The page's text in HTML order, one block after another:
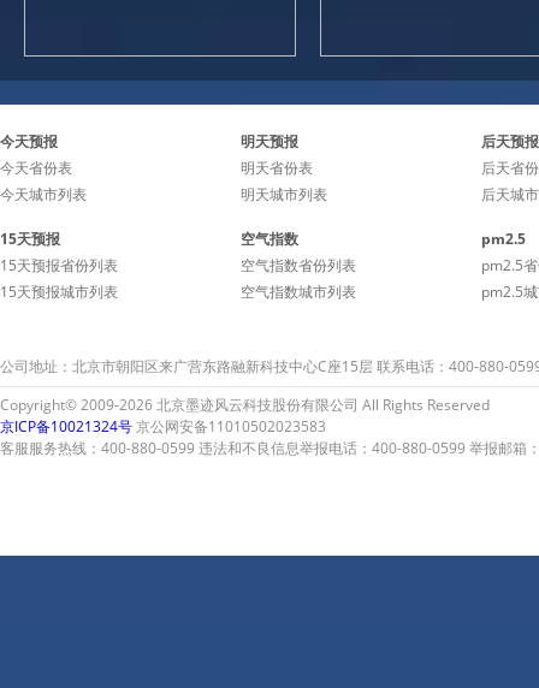
今天预报
今天省份表
今天城市列表
明天预报
明天省份表
明天城市列表
后天预报
后天省
后天城
15天预报
15天预报省份列表
15天预报城市列表
空气指数
空气指数省份列表
空气指数城市列表
pm2.5
pm2.5
pm2.5
公司地址：北京市朝阳区来广营东路融新科技中心C座15层 联系电话：400-880-
Copyright© 2009-2026 北京墨迹风云科技股份有限公司 All Rights Reserved
京ICP备10021324号京公网安备11010502023583
客服服务热线：400-880-0599 违法和不良信息举报电话：400-880-0599 举报邮箱